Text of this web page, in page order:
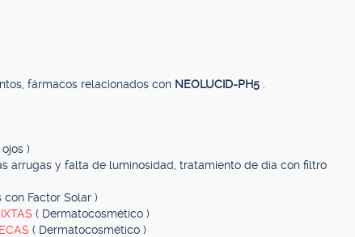
fármacos relacionados con NEOLUCID-PH5
)
arrugas y falta de luminosidad, tratamiento de día con filtro
con Factor Solar )
( Dermatocosmético )
( Dermatocosmético )